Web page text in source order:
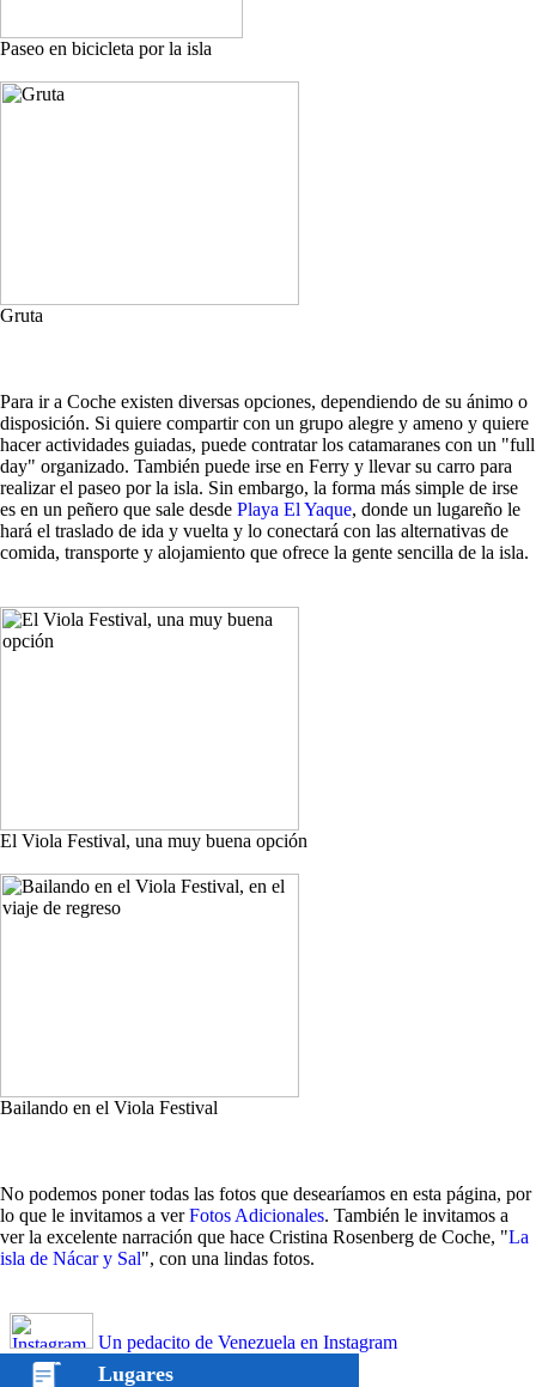
Paseo en bicicleta por la isla
Gruta
Para ir a Coche existen diversas opciones, dependiendo de su ánimo o
disposición. Si quiere compartir con un grupo alegre y ameno y quiere
hacer actividades guiadas, puede contratar los catamaranes con un "full
day" organizado. También puede irse en Ferry y llevar su carro para
realizar el paseo por la isla. Sin embargo, la forma más simple de irse
es en un peñero que sale desde Playa El Yaque, donde un lugareño le
hará el traslado de ida y vuelta y lo conectará con las alternativas de
comida, transporte y alojamiento que ofrece la gente sencilla de la isla.
El Viola Festival, una muy buena opción
Bailando en el Viola Festival
No podemos poner todas las fotos que desearíamos en esta página, por
lo que le invitamos a verFotos Adicionales. También le invitamos a
ver la excelente narración que hace Cristina Rosenberg de Coche, "La
isla de Nácar y Sal", con una lindas fotos.
Un pedacito de Venezuela en Instagram
Lugares